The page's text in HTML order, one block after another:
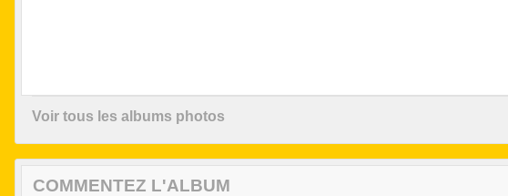
Voir tous les albums photos
COMMENTEZ L'ALBUM